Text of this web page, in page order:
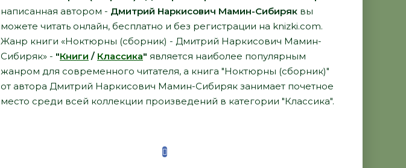
написанная автором - Дмитрий Наркисович Мамин-Сибиряк вы
можете читать онлайн, бесплатно и без регистрации на knizki.com.
Жанр книги «Ноктюрны (сборник) - Дмитрий Наркисович Мамин-
Сибиряк» - "Книги / Классика" является наиболее популярным
жанром для современного читателя, а книга "Ноктюрны (сборник)"
от автора Дмитрий Наркисович Мамин-Сибиряк занимает почетное
место среди всей коллекции произведений в категории "Классика".